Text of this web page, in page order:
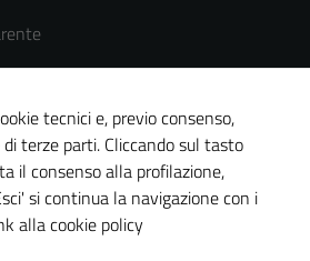
sito
tecnici e, previo consenso,
terze parti. Cliccando sul tasto
il consenso alla profilazione,
si continua la navigazione con i
alla cookie policy